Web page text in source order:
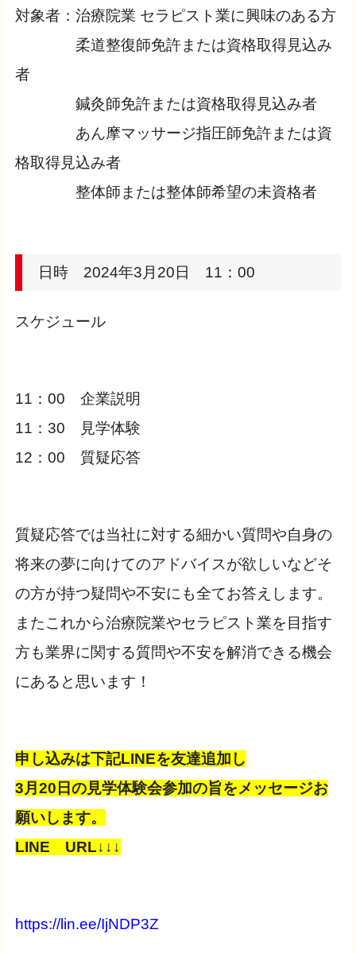
対象者：治療院業 セラピスト業に興味のある方
柔道整復師免許または資格取得見込み
者
鍼灸師免許または資格取得見込み者
あん摩マッサージ指圧師免許または資
格取得見込み者
整体師または整体師希望の未資格者
日時 2024年3月20日 11：00
スケジュール
11：00 企業説明
11：30 見学体験
12：00 質疑応答
質疑応答では当社に対する細かい質問や自身の
将来の夢に向けてのアドバイスが欲しいなどそ
の方が持つ疑問や不安にも全てお答えします。
またこれから治療院業やセラピスト業を目指す
方も業界に関する質問や不安を解消できる機会
にあると思います！
申し込みは下記LINEを友達追加し
3月20日の見学体験会参加の旨をメッセージお
願いします。
LINE URL↓↓↓
https://lin.ee/IjNDP3Z